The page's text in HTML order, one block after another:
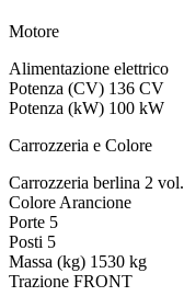
Motore
Alimentazione elettrico
Potenza (CV) 136 CV
Potenza (kW) 100 kW
Carrozzeria e Colore
Carrozzeria berlina 2 vol.
Colore Arancione
Porte 5
Posti 5
Massa (kg) 1530 kg
Trazione FRONT